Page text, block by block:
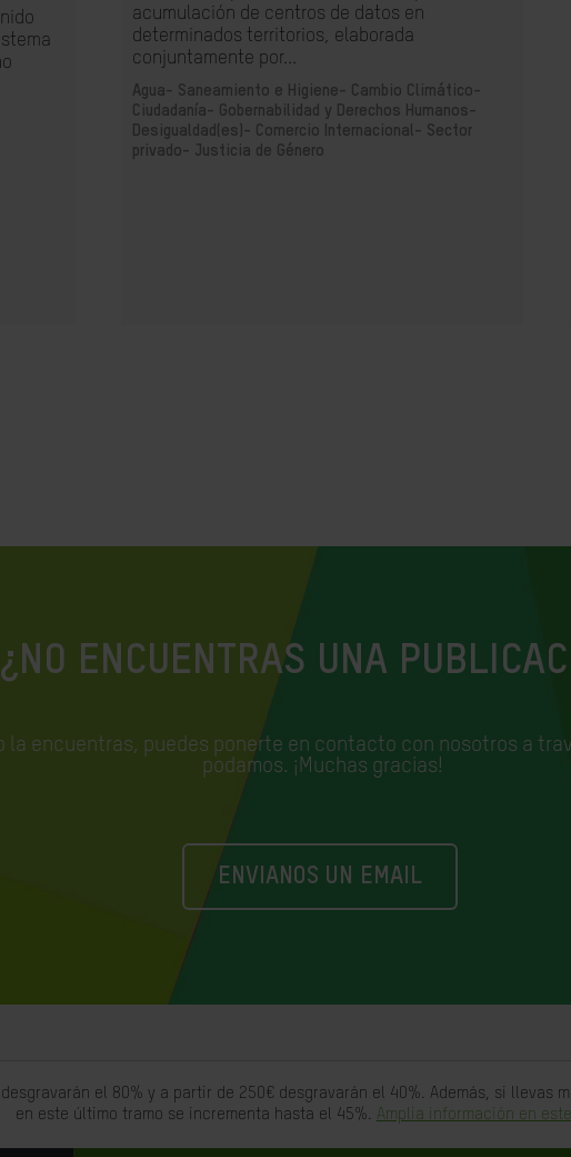
acumulación de centros de datos en
determinados territorios, elaborada
conjuntamente por...
Agua- Saneamiento e Higiene- Cambio Climático-
Ciudadanía- Gobernabilidad y Derechos Humanos-
Desigualdad(es)- Comercio Internacional- Sector
privado- Justicia de Género
¿NO ENCUENTRAS UNA
la encuentras, puedes ponerte en contacto con nosotros a
podamos. ¡Muchas gracias!
ENVIANOS UN EMAIL
el 80% y a partir de 250€ desgravarán el 40%. Además, si llevas
en este último tramo se incrementa hasta el 45%. Amplia información en